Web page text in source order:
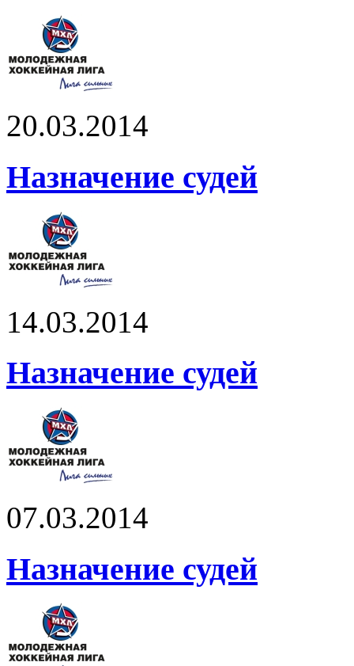
20.03.2014
Назначение судей
14.03.2014
Назначение судей
07.03.2014
Назначение судей